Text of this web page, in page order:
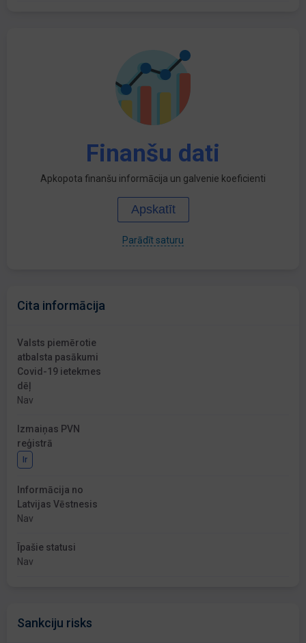
Finanšu dati
Apkopota finanšu informācija un galvenie koeficienti
Apskatīt
Parādīt saturu
Cita informācija
Valsts piemērotie
atbalsta pasākumi
Covid-19 ietekmes
dēļ
Nav
Izmaiņas PVN
reģistrā
Ir
Informācija no
Latvijas Vēstnesis
Nav
Īpašie statusi
Nav
Sankciju risks